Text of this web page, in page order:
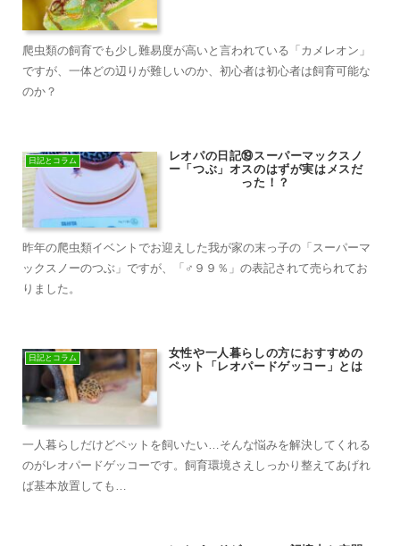
爬虫類の飼育でも少し難易度が高いと言われている「カメレオン」
ですが、一体どの辺りが難しいのか、初心者は初心者は飼育可能な
のか？
日記とコラム
レオパの日記⑲スーパーマックスノ
ー「つぶ」オスのはずが実はメスだ
った！？
昨年の爬虫類イベントでお迎えした我が家の末っ子の「スーパーマ
ックスノーのつぶ」ですが、「♂９９％」の表記されて売られてお
りました。
日記とコラム
女性や一人暮らしの方におすすめの
ペット「レオパードゲッコー」とは
一人暮らしだけどペットを飼いたい…そんな悩みを解決してくれる
のがレオパードゲッコーです。飼育環境さえしっかり整えてあげれ
ば基本放置しても…